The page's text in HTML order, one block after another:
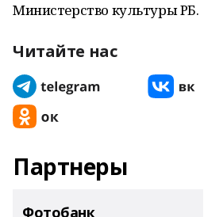
Министерство культуры РБ.
Читайте нас
Партнеры
Фотобанк